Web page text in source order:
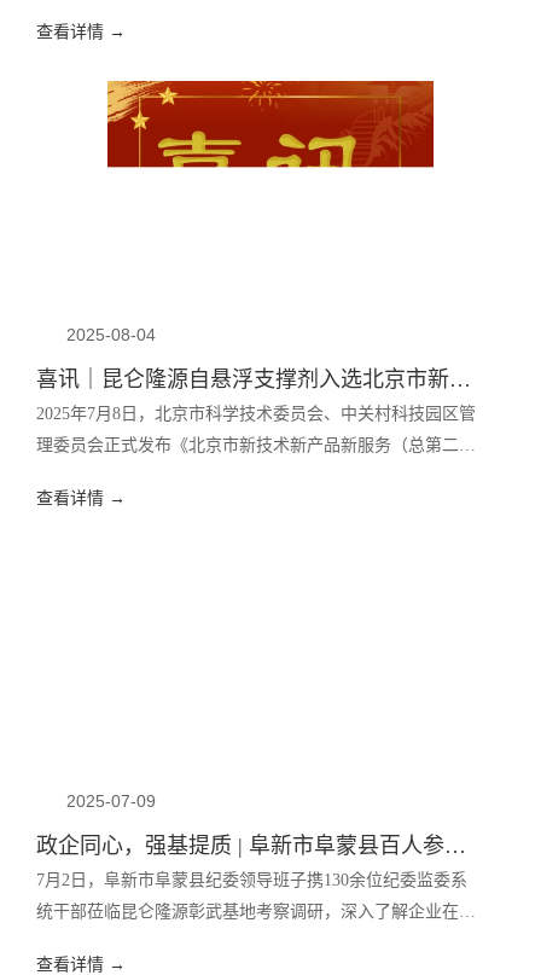
查看详情 →
2025-08-04
喜讯｜昆仑隆源自悬浮支撑剂入选北京市新技术新产品新服务名单！
2025年7月8日，北京市科学技术委员会、中关村科技园区管
理委员会正式发布《北京市新技术新产品新服务（总第二十
限公司）自主研发的“自悬浮支撑剂”产品成功入选新材料领
查看详情 →
2025-07-09
政企同心，强基提质 | 阜新市阜蒙县百人参访团莅临昆仑隆源彰武基地考察调研
7月2日，阜新市阜蒙县纪委领导班子携130余位纪委监委系
统干部莅临昆仑隆源彰武基地考察调研，深入了解企业在产
查看详情 →